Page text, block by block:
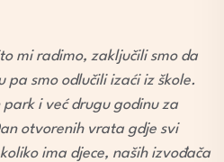
mi radimo, zaključili smo da
pa smo odlučili izaći iz škole.
i već drugu godinu za
otvorenih vrata gdje svi
ima djece, naših izvođača